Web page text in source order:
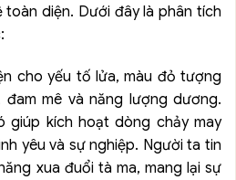
toàn diện. Dưới đây là phân tích
cho yếu tố lửa, màu đỏ tượng
mê và năng lượng dương.
giúp kích hoạt dòng chảy may
yêu và sự nghiệp. Người ta tin
xua đuổi tà ma, mang lại sự